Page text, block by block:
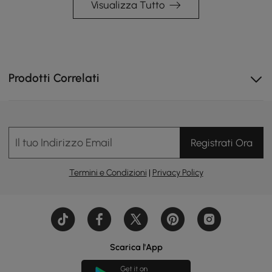
La ricca impiallacciatura di noce su compensato offre
una sensazione e un calore in legno massello.
Visualizza Tutto
Prodotti Correlati
Il tuo Indirizzo Email Registrati Ora
Termini e Condizioni | Privacy Policy
Scarica l'App